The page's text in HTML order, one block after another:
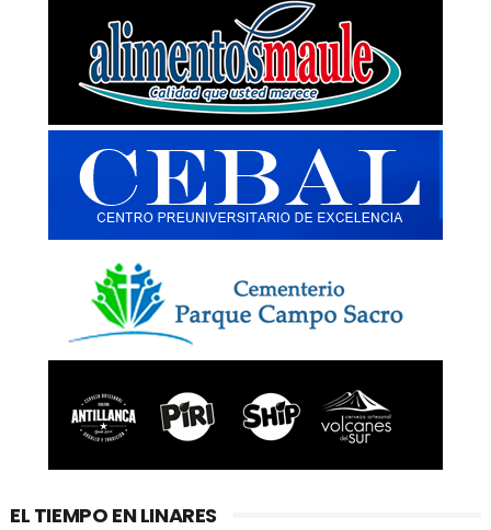
EL TIEMPO EN LINARES